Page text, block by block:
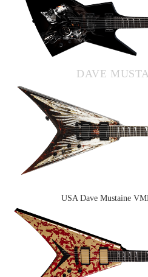
DAVE
USA Dave Mustaine